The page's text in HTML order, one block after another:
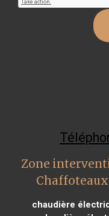
Zone
chaudière